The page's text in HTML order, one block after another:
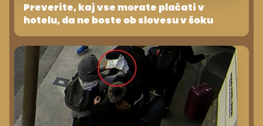
Preverite, kaj vse morate plačati v
hotelu, da ne boste ob slovesu v šoku